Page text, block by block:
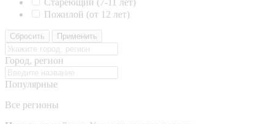
Стареющий (7-11 лет)
Пожилой (от 12 лет)
Сбросить Применить
Город, регион
Популярные
Все регионы